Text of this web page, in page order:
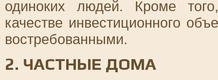
одиноких людей. Кроме
качестве инвестиционного
востребованными.
2. ЧАСТНЫЕ ДОМА